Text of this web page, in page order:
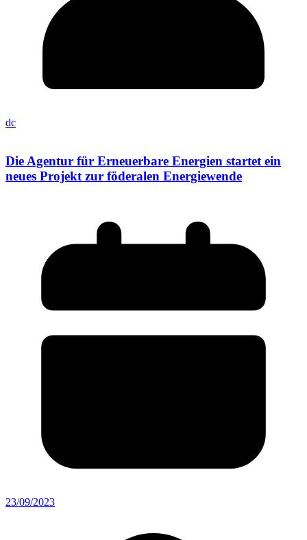
dc
Die Agentur für Erneuerbare Energien startet ein
neues Projekt zur föderalen Energiewende
23/09/2023